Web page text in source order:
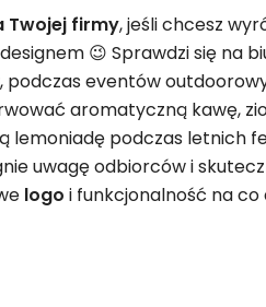
Twojej firmy, jeśli chcesz
😉 Sprawdzi się na
eventów
aromatyczną kawę,
lemoniadę podczas letnich
uwagę odbiorców i
logo i funkcjonalność na co